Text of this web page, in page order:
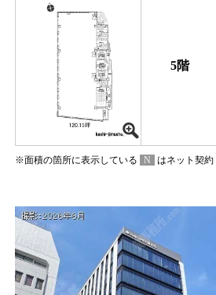
5階
※面積の箇所に表示している N はネット契